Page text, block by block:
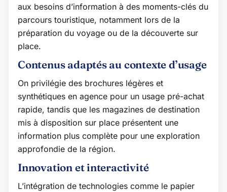
aux besoins d’information à des moments-clés du
parcours touristique, notamment lors de la
préparation du voyage ou de la découverte sur
place.
Contenus adaptés au contexte d’usage
On privilégie des brochures légères et
synthétiques en agence pour un usage pré-achat
rapide, tandis que les magazines de destination
mis à disposition sur place présentent une
information plus complète pour une exploration
approfondie de la région.
Innovation et interactivité
L’intégration de technologies comme le papier